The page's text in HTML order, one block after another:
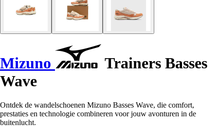
Mizuno
Trainers Basses
Wave
Ontdek de wandelschoenen Mizuno Basses Wave, die comfort,
prestaties en technologie combineren voor jouw avonturen in de
buitenlucht.